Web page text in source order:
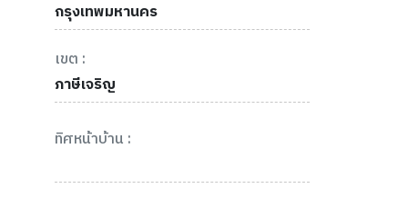
กรุงเทพมหานคร
เขต :
ภาษีเจริญ
ทิศหน้าบ้าน :